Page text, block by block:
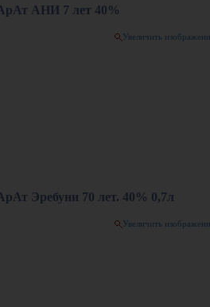
АНИ 7 лет 40%
Увеличить
Эребуни 70 лет. 40% 0,7л
Увеличить